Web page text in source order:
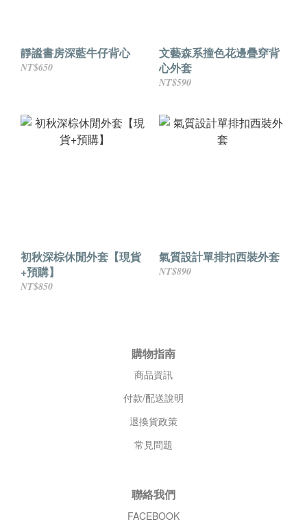
靜謐書房深藍牛仔背心
NT$650
文藝森系撞色花邊疊穿背
心外套
NT$590
初秋深棕休閒外套【現貨
+預購】
NT$850
氣質設計單排扣西裝外套
NT$890
購物指南
商品資訊
付款/配送說明
退換貨政策
常見問題
聯絡我們
FACEBOOK